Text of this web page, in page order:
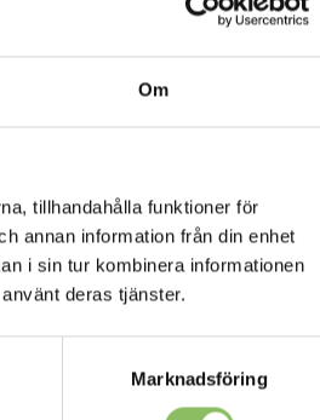
Om
tillhandahålla funktioner för
annan information från din enhet
i sin tur kombinera informationen
deras tjänster.
Marknadsföring
man barn eller husdjur